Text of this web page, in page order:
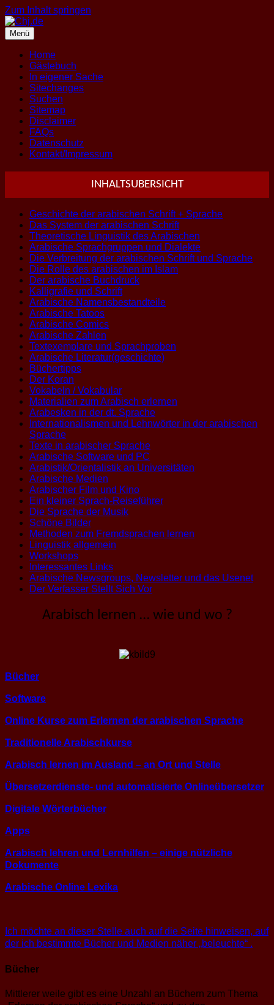
Zum Inhalt springen
Menü
Home
Gästebuch
In eigener Sache
Sitechanges
Suchen
Sitemap
Disclaimer
FAQs
Datenschutz
Kontakt/Impressum
INHALTSUBERSICHT
Geschichte der arabischen Schrift + Sprache
Das System der arabischen Schrift
Theoretische Linguistik des Arabischen
Arabische Sprachgruppen und Dialekte
Die Verbreitung der arabischen Schrift und Sprache
Die Rolle des arabischen im Islam
Der arabische Buchdruck
Kalligrafie und Schrift
Arabische Namensbestandteile
Arabische Tatoos
Arabische Comics
Arabische Zahlen
Textexemplare und Sprachproben
Arabische Literatur(geschichte)
Büchertipps
Der Koran
Vokabeln / Vokabular
Materialien zum Arabisch erlernen
Arabesken in der dt. Sprache
Internationalismen und Lehnwörter in der arabischen
Sprache
Texte in arabischer Sprache
Arabische Software und PC
Arabistik/Orientalistik an Universitäten
Arabische Medien
Arabischer Film und Kino
Ein kleiner Sprach-Reiseführer
Die Sprache der Musik
Schöne Bilder
Methoden zum Fremdsprachen lernen
Linguistik allgemein
Workshops
Interessantes Links
Arabische Newsgroups, Newsletter und das Usenet
Der Verfasser Stellt Sich Vor
Arabisch lernen … wie und wo ?
Bücher
Software
Online Kurse zum Erlernen der arabischen Sprache
Traditionelle Arabischkurse
Arabisch lernen im Ausland – an Ort und Stelle
Übersetzerdienste- und automatisierte Onlineübersetzer
Digitale Wörterbücher
Apps
Arabisch lehren und Lernhilfen – einige nützliche
Dokumente
Arabische Online Lexika
Ich möchte an dieser Stelle auch auf die Seite hinweisen, auf
der ich bestimmte Bücher und Medien näher „beleuchte“ .
Bücher
Mittlerer weile gibt es eine Unzahl an Büchern zum Thema